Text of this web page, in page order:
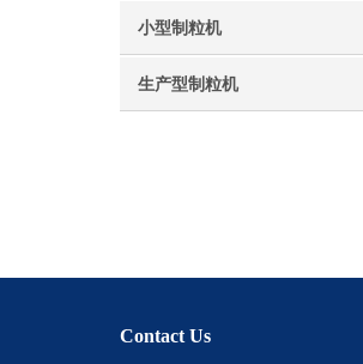
小型制粒机
生产型制粒机
Contact Us